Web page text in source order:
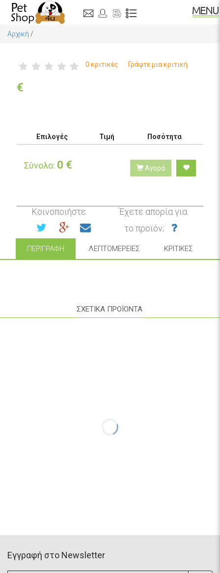
Αρχική /
0 κριτικές Γράψτε μια κριτική
€
Επιλογές Τιμή Ποσότητα
Σύνολο: 0 € Αγορά
Κοινοποιήστε
Έχετε απορία για
το προϊόν;
ΠΕΡΙΓΡΑΦΉ ΛΕΠΤΟΜΈΡΕΙΕΣ ΚΡΙΤΙΚΈΣ
ΣΧΕΤΙΚΑ ΠΡΟΪΟΝΤΑ
Eγγραφή στο Newsletter